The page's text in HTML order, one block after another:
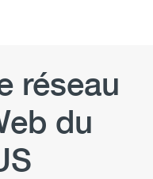
réseau
du